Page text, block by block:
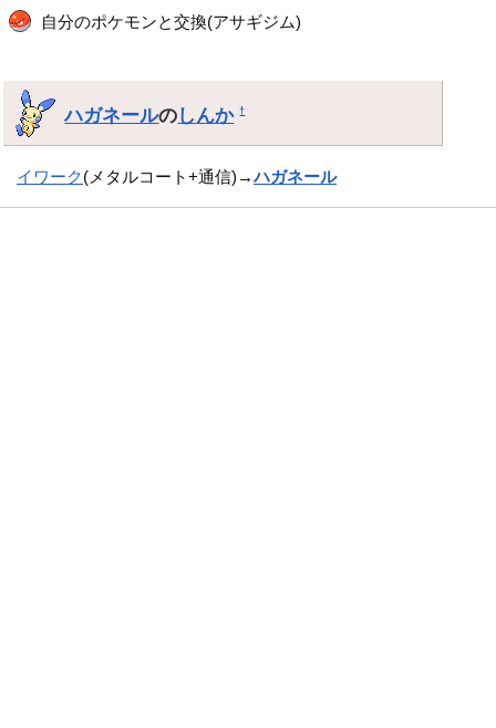
自分のポケモンと交換(アサギジム)
ハガネールのしんか †
イワーク(メタルコート+通信)→ハガネール